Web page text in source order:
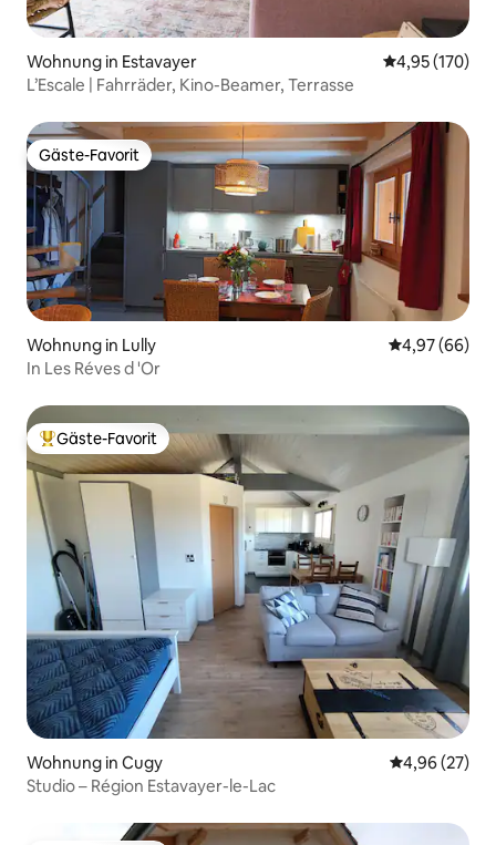
Wohnung in Estavayer
4,95 (170)
L’Escale | Fahrräder, Kino-Beamer, Terrasse
Gäste-Favorit
Gäste-Favorit
Wohnung in Lully
4,97 (66)
In Les Réves d 'Or
Beliebter Gäste-Favorit.
Gäste-Favorit
Wohnung in Cugy
4,96 (27)
Studio – Région Estavayer-le-Lac